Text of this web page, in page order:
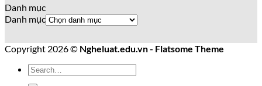
Danh mục
Danh mục
Copyright 2026 © Ngheluat.edu.vn - Flatsome Theme